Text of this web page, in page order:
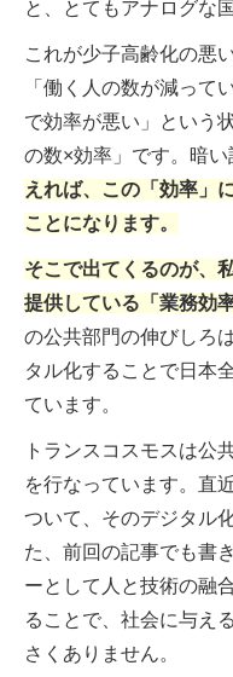
と、とてもアナログな
これが少子高齢化の悪
「働く人の数が減って
で効率が悪い」という
の数×効率」です。暗い
えれば、この「効率」
ことになります。
そこで出てくるのが、
提供している「業務効
の公共部門の伸びしろ
タル化することで日本
ています。
トランスコスモスは公
を行なっています。直
ついて、そのデジタル
た、前回の記事でも書
ーとして人と技術の融
ることで、社会に与え
さくありません。